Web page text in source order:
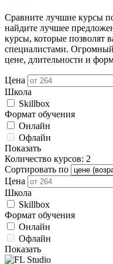
Сравните лучшие курсы
найдите лучшее
курсы, которые позволят
специалистами.
цене, длительности и
Цена
Школа
Skillbox
Формат обучения
Онлайн
Офлайн
Показать
Количество курсов: 2
Сортировать по
Цена
Школа
Skillbox
Формат обучения
Онлайн
Офлайн
Показать